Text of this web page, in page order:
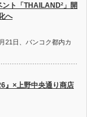
ト「THAILAND²」開
へ
21日、バンコク都内カ
』×上野中央通り商店